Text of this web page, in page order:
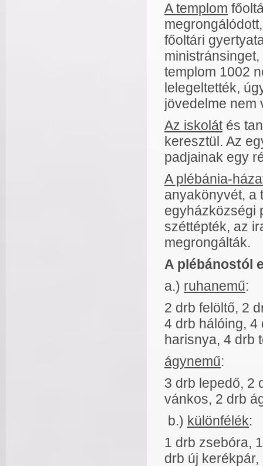
A templom
főoltári
templom 1002
lelegeltették,
jövedelme nem
Az iskolátés
keresztül. Az
padjainak egy
A plébánia-
anyakönyvét, a
egyházközségi
széttépték, az
megrongálták.
A plébánostól
a.) ruhanemű:
2 drb felöltő, 2
4 drb hálóing, 4
harisnya, 4 drb
ágynemű:
3 drb lepedő, 2
vánkos, 2 drb
b.) különfélék:
1 drb zsebóra,
drb új